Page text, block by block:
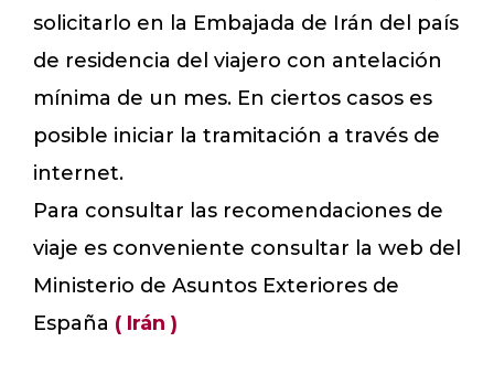
solicitarlo en la Embajada de Irán del país
de residencia del viajero con antelación
mínima de un mes. En ciertos casos es
posible iniciar la tramitación a través de
internet.
Para consultar las recomendaciones de
viaje es conveniente consultar la web del
Ministerio de Asuntos Exteriores de
España ( Irán )